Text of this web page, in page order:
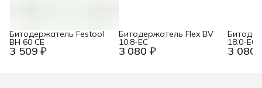
3 509 ₽
Битодержатель Festool
BH 60 CE
3 080 ₽
Битодержатель Flex BV
10.8-EC
3 080
18.0-EC